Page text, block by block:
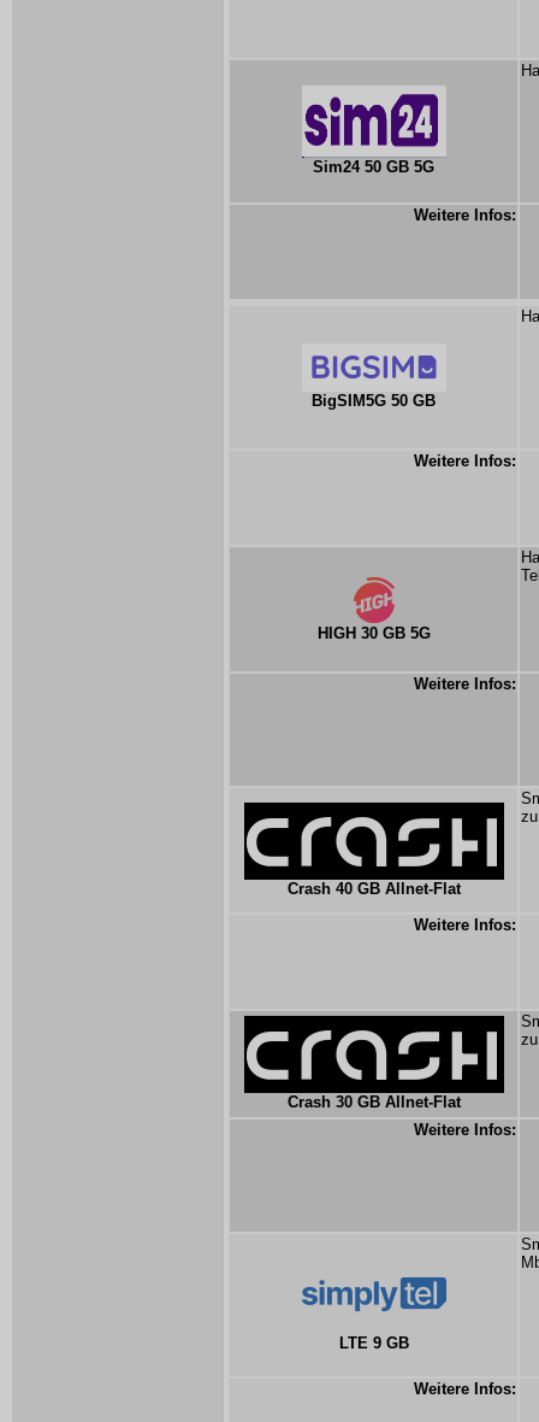
Sim24 50 GB 5G
Weitere Infos:
BigSIM5G 50 GB
Weitere Infos:
HIGH 30 GB 5G
Weitere Infos:
Crash 40 GB Allnet-Flat
Weitere Infos:
Crash 30 GB Allnet-Flat
Weitere Infos:
LTE 9 GB
Weitere Infos: